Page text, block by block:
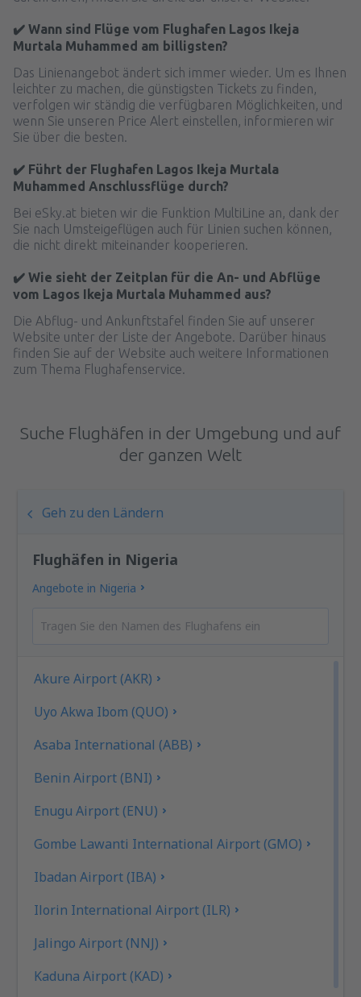
✔️ Wann sind Flüge vom Flughafen Lagos Ikeja
Murtala Muhammed am billigsten?
Das Linienangebot ändert sich immer wieder. Um es Ihnen
leichter zu machen, die günstigsten Tickets zu finden,
verfolgen wir ständig die verfügbaren Möglichkeiten, und
wenn Sie unseren Price Alert einstellen, informieren wir
Sie über die besten.
✔️ Führt der Flughafen Lagos Ikeja Murtala
Muhammed Anschlussflüge durch?
Bei eSky.at bieten wir die Funktion MultiLine an, dank der
Sie nach Umsteigeflügen auch für Linien suchen können,
die nicht direkt miteinander kooperieren.
✔️ Wie sieht der Zeitplan für die An- und Abflüge
vom Lagos Ikeja Murtala Muhammed aus?
Die Abflug- und Ankunftstafel finden Sie auf unserer
Website unter der Liste der Angebote. Darüber hinaus
finden Sie auf der Website auch weitere Informationen
zum Thema Flughafenservice.
Suche Flughäfen in der Umgebung und auf
der ganzen Welt
Geh zu den Ländern
Flughäfen in Nigeria
Angebote in Nigeria
Akure Airport (AKR)
Uyo Akwa Ibom (QUO)
Asaba International (ABB)
Benin Airport (BNI)
Enugu Airport (ENU)
Gombe Lawanti International Airport (GMO)
Ibadan Airport (IBA)
Ilorin International Airport (ILR)
Jalingo Airport (NNJ)
Kaduna Airport (KAD)